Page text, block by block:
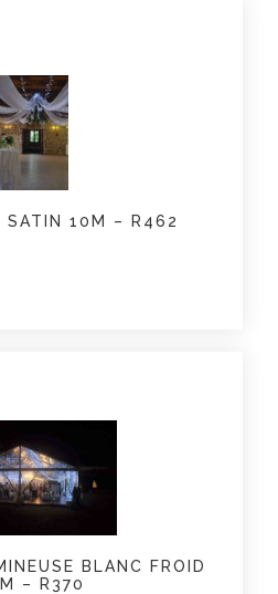
SATIN 10M – R462
BLANC FROID
– R370